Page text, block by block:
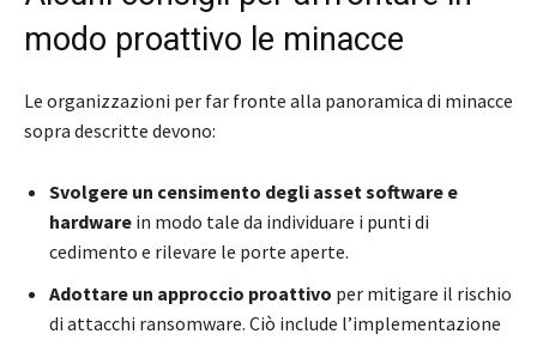
modo proattivo le minacce
Le organizzazioni per far fronte alla panoramica di minacce
sopra descritte devono:
Svolgere un censimento degli asset software e
hardware in modo tale da individuare i punti di
cedimento e rilevare le porte aperte.
Adottare un approccio proattivo per mitigare il rischio
di attacchi ransomware. Ciò include l’implementazione